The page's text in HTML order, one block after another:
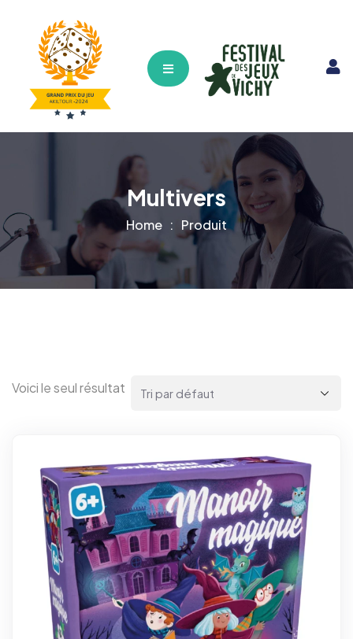
Hamburger Toggle Menu
Multivers
Home Produit
Voici le seul résultat